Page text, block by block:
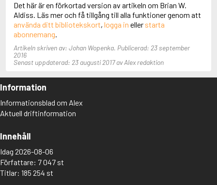
Ackroyd, Peter
Adam de la Halle
Adamov, Arthur
Adams, Douglas
Adams, Herbert
Adams, Jane
Adams, Richard
Adbåge, Lisen
Adelborg, Ottilia
Adichie, Chimamanda Ngozi
Adiga, Aravind
Adlerbeth, Gudmund Jöran
Adnan, Etel
Adolfsson, Eva
Adolfsson, Evert
Adolfsson, Gunnar
Det här är en förkortad version av artikeln om Brian W.
Aldiss. Läs mer och få tillgång till alla funktioner genom att
använda ditt bibliotekskort, logga in eller starta
abonnemang.
Artikeln skriven av: Johan Wopenka. Publicerad: 23 september
2016
Senast uppdaterad: 23 augusti 2017 av Alex redaktion
Information
Informationsblad om Alex
Aktuell driftinformation
Innehåll
Idag 2026-08-06
Författare: 7 047 st
Titlar: 185 254 st